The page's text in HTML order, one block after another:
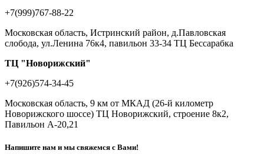
+7(999)767-88-22
Московская область, Истринский район, д.Павловская
слобода, ул.Ленина 76к4, павильон 33-34 ТЦ Бессарабка
ТЦ "Новорижский"
+7(926)574-34-45
Московская область, 9 км от МКАД (26-й километр
Новорижского шоссе) ТЦ Новорижский, строение 8к2,
Павильон А-20,21
Напишите нам и мы свяжемся с Вами!